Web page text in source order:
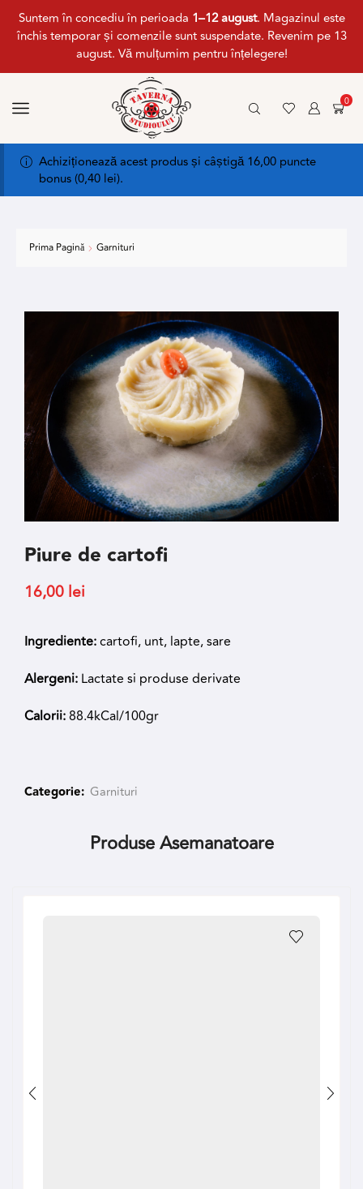
Suntem în concediu în perioada 1–12 august. Magazinul este
închis temporar și comenzile sunt suspendate. Revenim pe 13
august. Vă mulțumim pentru înțelegere!
0
Achiziționează acest produs și câștigă 16,00 puncte
bonus (0,40 lei).
Prima Pagină Garnituri
Piure de cartofi
16,00 lei
Ingrediente:cartofi, unt, lapte, sare
Alergeni: Lactate si produse derivate
Calorii:88.4kCal/100gr
Categorie: Garnituri
Produse Asemanatoare